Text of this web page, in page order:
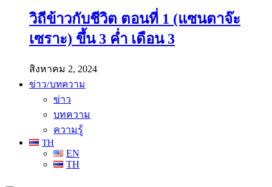
วิถีข้าวกับชีวิต ตอนที่ 1 (แซนตาจ๊ะ
เซราะ) ขึ้น 3 ค่ำ เดือน 3
สิงหาคม 2, 2024
ข่าว/บทความ
ข่าว
บทความ
ความรู้
TH
EN
TH